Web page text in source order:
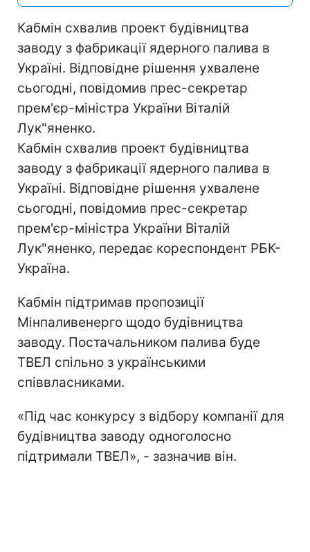
Кабмін схвалив проект будівництва
заводу з фабрикації ядерного палива в
Україні. Відповідне рішення ухвалене
сьогодні, повідомив прес-секретар
прем'єр-міністра України Віталій
Лук"яненко.
Кабмін схвалив проект будівництва
заводу з фабрикації ядерного палива в
Україні. Відповідне рішення ухвалене
сьогодні, повідомив прес-секретар
прем'єр-міністра України Віталій
Лук"яненко, передає кореспондент РБК-
Україна.
Кабмін підтримав пропозиції
Мінпаливенерго щодо будівництва
заводу. Постачальником палива буде
ТВЕЛ спільно з українськими
співвласниками.
«Під час конкурсу з відбору компанії для
будівництва заводу одноголосно
підтримали ТВЕЛ», - зазначив він.